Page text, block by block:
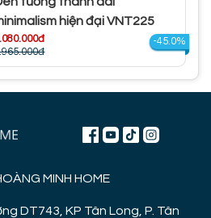
hiện đại VNT225
-45.0%
MINH HOME
DT743, KP Tân Long, P. Tân